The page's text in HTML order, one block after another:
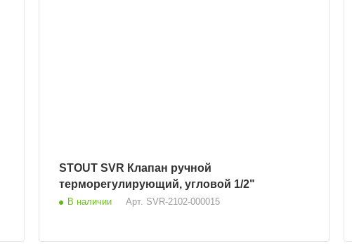
STOUT SVR Клапан ручной
терморегулирующий, угловой 1/2"
В наличии Арт. SVR-2102-000015